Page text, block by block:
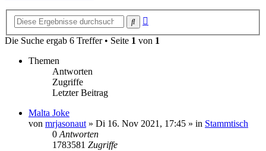
Suche
Die Suche ergab 6 Treffer • Seite 1 von 1
Themen
Antworten
Zugriffe
Letzter Beitrag
Malta Joke
von mrjasonaut » Di 16. Nov 2021, 17:45 » in Stammtisch
0 Antworten
1783581 Zugriffe